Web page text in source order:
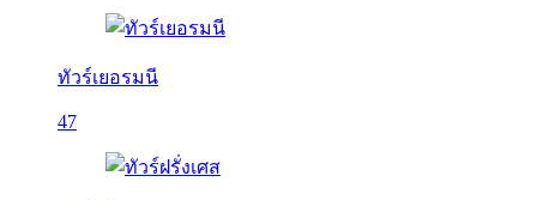
ทัวร์เยอรมนี
47